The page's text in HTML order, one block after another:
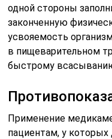
одной стороны
законченную
усвояемость
в пищеварительном
быстрому
Применение
пациентам, у